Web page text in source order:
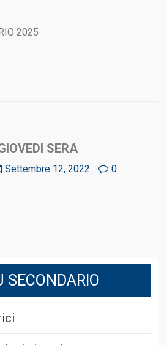
2025
SERA
Settembre 12, 2022
0
SECONDARIO